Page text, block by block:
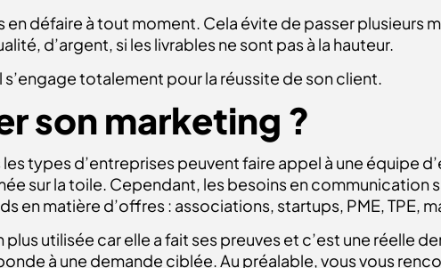
en défaire à tout moment. Cela évite de passer plusieurs
d’argent, si les livrables ne sont pas à la hauteur.
s’engage totalement pour la réussite de son client.
son marketing ?
types d’entreprises peuvent faire appel à une équipe
sur la toile. Cependant, les besoins en communication
en matière d’offres : associations, startups, PME, TPE,
plus utilisée car elle a fait ses preuves et c’est une réelle
à une demande ciblée. Au préalable, vous vous